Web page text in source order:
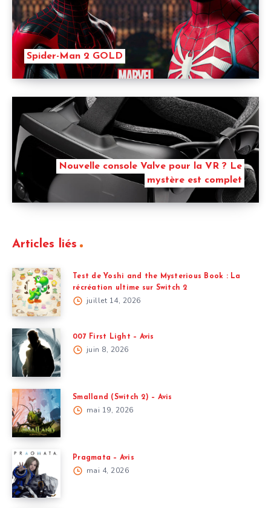
Spider-Man 2 GOLD
Nouvelle console Valve pour la VR ? Le
mystère est complet
Articles liés
Test de Yoshi and the Mysterious Book : La
récréation ultime sur Switch 2
juillet 14, 2026
007 First Light – Avis
juin 8, 2026
Smalland (Switch 2) – Avis
mai 19, 2026
Pragmata – Avis
mai 4, 2026